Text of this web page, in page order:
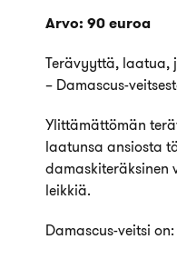
Arvo: 90 euroa
Terävyyttä, laatua,
– Damascus-
Ylittämättömän
laatunsa ansiosta
damaskiteräksinen
leikkiä.
Damascus-veitsi on: